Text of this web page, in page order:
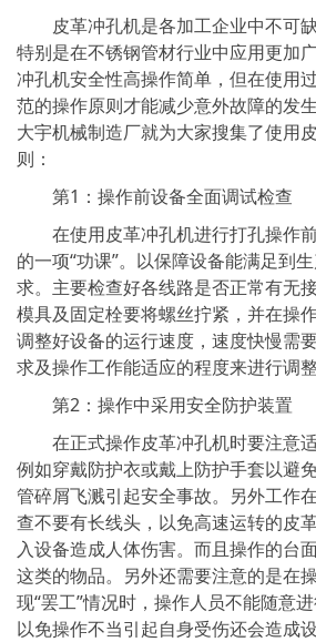
皮革冲孔机是各加工企业中不可缺
特别是在不锈钢管材行业中应用更加
冲孔机安全性高操作简单，但在使用
范的操作原则才能减少意外故障的发
大宇机械制造厂就为大家搜集了使用
则：
第1：操作前设备全面调试检查
在使用皮革冲孔机进行打孔操作
的一项“功课”。以保障设备能满足到
求。主要检查好各线路是否正常有无
模具及固定栓要将螺丝拧紧，并在操
调整好设备的运行速度，速度快慢需
求及操作工作能适应的程度来进行调整
第2：操作中采用安全防护装置
在正式操作皮革冲孔机时要注意适
例如穿戴防护衣或戴上防护手套以避
管碎屑飞溅引起安全事故。另外工作
查不要有长线头，以免高速运转的皮
入设备造成人体伤害。而且操作的台
这类的物品。另外还需要注意的是在
现“罢工”情况时，操作人员不能随意
以免操作不当引起自身受伤还会造成设